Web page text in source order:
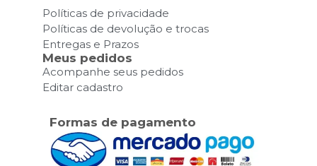
Políticas de privacidade
Políticas de devolução e trocas
Entregas e Prazos
Meus pedidos
Acompanhe seus pedidos
Editar cadastro
Formas de pagamento